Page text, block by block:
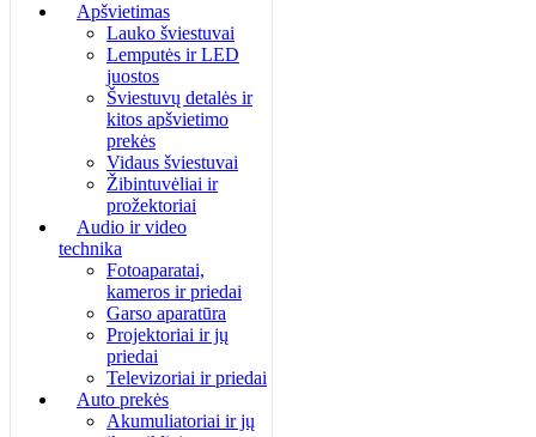
Apšvietimas
Lauko šviestuvai
Lemputės ir LED
juostos
Šviestuvų detalės ir
kitos apšvietimo
prekės
Vidaus šviestuvai
Žibintuvėliai ir
prožektoriai
Audio ir video
technika
Fotoaparatai,
kameros ir priedai
Garso aparatūra
Projektoriai ir jų
priedai
Televizoriai ir priedai
Auto prekės
Akumuliatoriai ir jų